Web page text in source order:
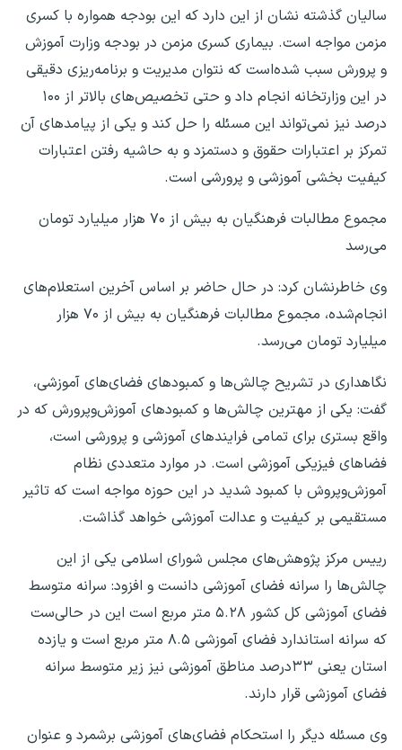
سالیان گذشته نشان از این دارد که این بودجه همواره با کسری
مزمن مواجه است. بیماری کسری مزمن در بودجه وزارت آموزش
و پرورش سبب شده‌است که نتوان مدیریت و برنامه‌ریزی دقیقی
در این وزارتخانه انجام داد و حتی تخصیص‌های بالاتر از ۱۰۰
درصد نیز نمی‌تواند این مسئله را حل کند و یکی از پیامدهای آن
تمرکز بر اعتبارات حقوق و دستمزد و به حاشیه رفتن اعتبارات
کیفیت بخشی آموزشی و پرورشی است.
مجموع مطالبات فرهنگیان به بیش از ۷۰ هزار میلیارد تومان
می‌رسد
وی خاطرنشان کرد: در حال حاضر بر اساس آخرین استعلام‌های
انجام‌شده، مجموع مطالبات فرهنگیان به بیش از ۷۰ هزار
میلیارد تومان می‌رسد.
نگاهداری در تشریح چالش‌ها و کمبودهای فضای‌های آموزشی،
گفت: یکی از مهترین چالش‌ها و کمبودهای آموزش‌وپرورش که در
واقع بستری برای تمامی فرایندهای آموزشی و پرورشی است،
فضاهای فیزیکی آموزشی است. در موارد متعددی نظام
آموزش‌وپروش با کمبود شدید در این حوزه مواجه است که تاثیر
مستقیمی بر کیفیت و عدالت آموزشی خواهد گذاشت.
رییس مرکز پژوهش‌های مجلس شورای اسلامی یکی از این
چالش‌ها را سرانه فضای آموزشی دانست و افزود: سرانه متوسط
فضای آموزشی کل کشور ۵.۲۸ متر مربع است این در حالی‌ست
که سرانه استاندارد فضای آموزشی ۸.۵ متر مربع است و یازده
استان یعنی ۳۳درصد مناطق آموزشی نیز زیر متوسط سرانه
فضای آموزشی قرار دارند.
وی مسئله دیگر را استحکام فضای‌های آموزشی برشمرد و عنوان